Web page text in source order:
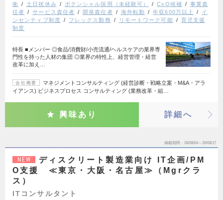
衝
土日祝休み ポテンシャル採用（未経験可） CxO候補
事業責
任者
サービス責任者 開発責任者 海外転勤 年収600万以上
イ
ンセンティブ制度
フレックス勤務 リモートワーク可能
育児支援
制度
特長 ■メンバー ◎食品/消費財/小売流通/ヘルスケアの業界専
門性を持った人材の集団 ◎業界の特性上、経営管理・経営
改革に加え…
会社概要
マネジメントコンサルティング (経営診断・戦略立案・M&A・アラ
イアンス) ビジネスプロセス コンサルティング (業務改革・組…
興味あり 詳細へ
掲載期間 26/08/04～26/08/17
NEW
ディスクリート製造業向け IT企画/PM
O支援 ≪東京・大阪・名古屋≫（Mgrクラ
ス）
ITコンサルタント